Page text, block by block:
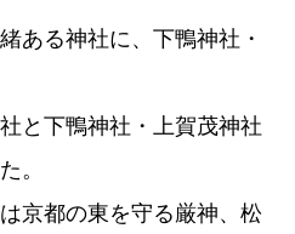
ある神社に、下鴨神社・
と下鴨神社・上賀茂神社
。
京都の東を守る厳神、松